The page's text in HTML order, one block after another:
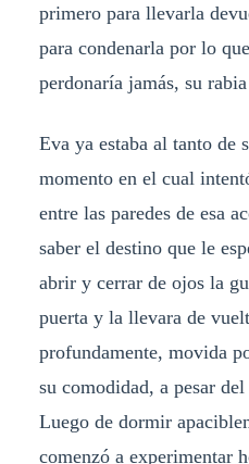
primero para llevarla
para condenarla por lo
perdonaría jamás, su
Eva ya estaba al tanto de
momento en el cual
entre las paredes de esa
saber el destino que le
abrir y cerrar de ojos la
puerta y la llevara de
profundamente, movida
su comodidad, a pesar
Luego de dormir
comenzó a experimentar